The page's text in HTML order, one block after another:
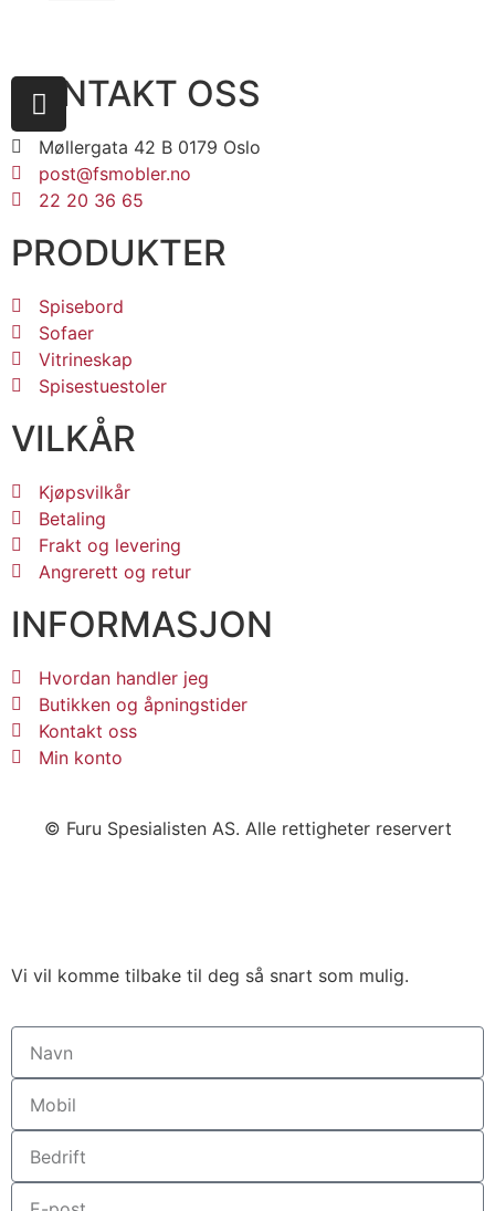
INFORMASJON
Hvordan handler jeg
Butikken og åpningstider
Kontakt oss
Min konto
VILKÅR
Kjøpsvilkår
Betaling
Frakt og levering
Angrerett og retur
PRODUKTER
Spisebord
Sofaer
Vitrineskap
Spisestuestoler
KONTAKT OSS
Møllergata 42 B 0179 Oslo
post@fsmobler.no
22 20 36 65
© Furu Spesialisten AS. Alle rettigheter reservert
Vi vil komme tilbake til deg så snart som mulig.